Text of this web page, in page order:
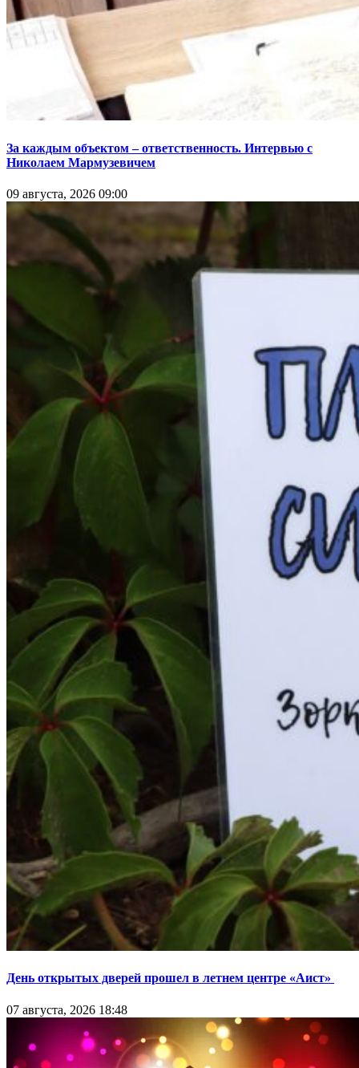
За каждым объектом – ответственность. Интервью с
Николаем Мармузевичем
09 августа, 2026 09:00
День открытых дверей прошел в летнем центре «Аист»
07 августа, 2026 18:48